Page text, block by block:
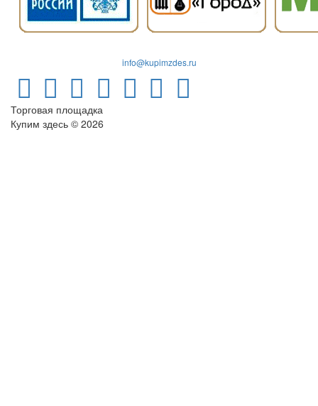
info@kupimzdes.ru
Торговая площадка
Купим здесь © 2026